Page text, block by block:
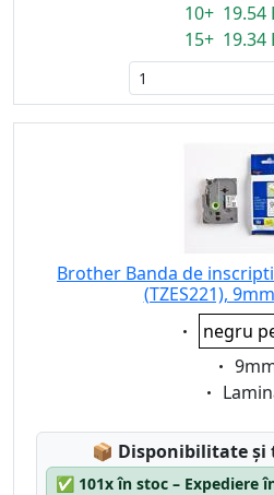
10+ 19.54
15+ 19.34
Brother Banda de
(TZES221),
negru
📦 Lagerstatus:
Disponibilitate și
✅ 101x în stoc – Expediere